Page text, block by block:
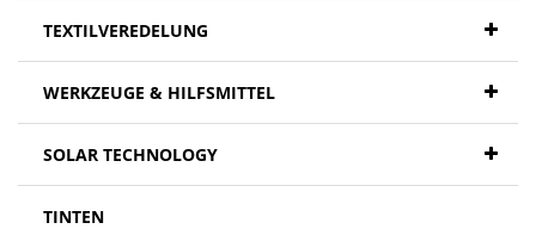
TEXTILVEREDELUNG
WERKZEUGE & HILFSMITTEL
SOLAR TECHNOLOGY
TINTEN